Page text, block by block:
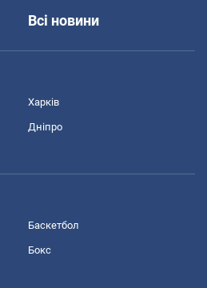
Всі новини
Харків
Дніпро
Баскетбол
Бокс